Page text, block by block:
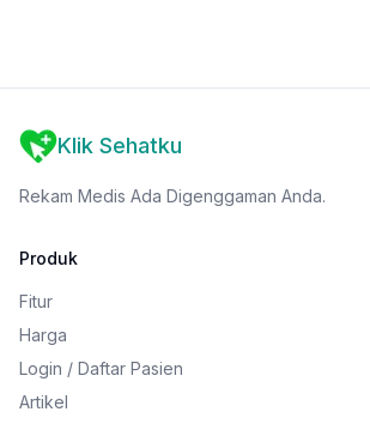
Klik Sehatku
Rekam Medis Ada Digenggaman Anda.
Produk
Fitur
Harga
Login / Daftar Pasien
Artikel